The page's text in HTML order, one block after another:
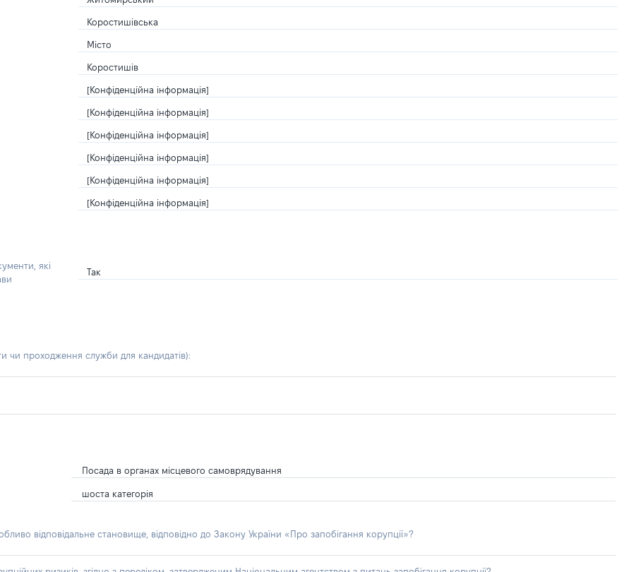
Коростишівська
Місто
Коростишів
[Конфіденційна інформація]
[Конфіденційна інформація]
[Конфіденційна інформація]
[Конфіденційна інформація]
[Конфіденційна інформація]
[Конфіденційна інформація]
які
Так
чи проходження служби для кандидатів):
Посада в органах місцевого самоврядування
шоста категорія
відповідальне становище, відповідно до Закону України «Про запобігання корупції»?